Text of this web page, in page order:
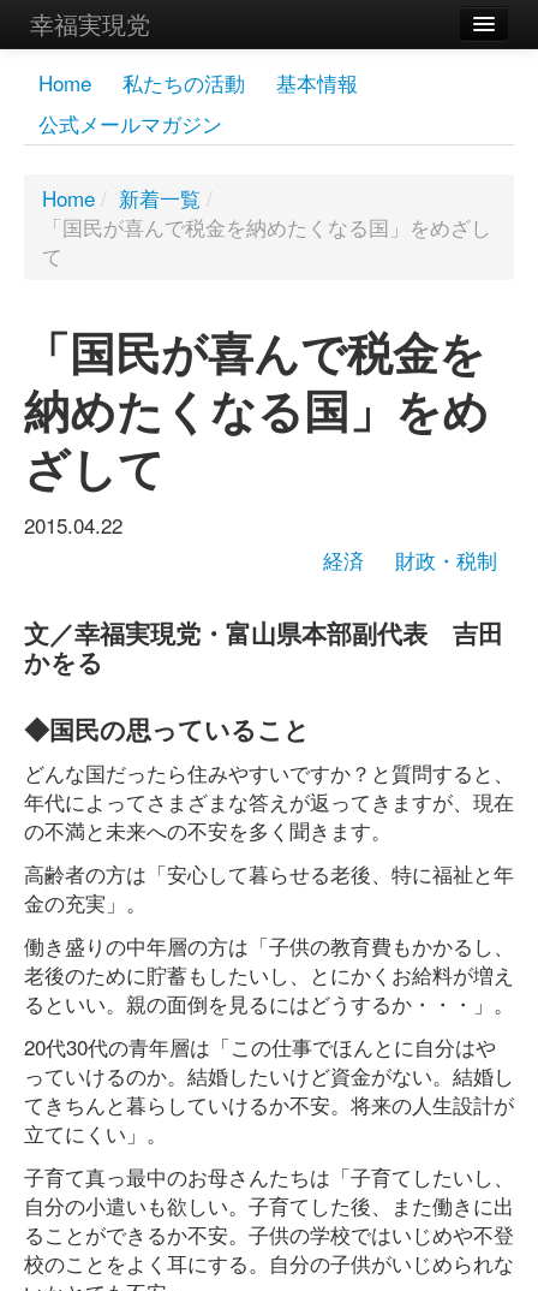
幸福実現党
メンバーズページ
党員
お問い合わせ
Home 私たちの活動
基本情報
公式メールマガジン
Home / 新着一覧 /
「国民が喜んで税金を納めたくなる国」をめざし
て
「国民が喜んで税金を
納めたくなる国」をめ
ざして
2015.04.22
経済
財政・税制
文／幸福実現党・富山県本部副代表 吉田
かをる
◆国民の思っていること
どんな国だったら住みやすいですか？と質問すると、
年代によってさまざまな答えが返ってきますが、現在
の不満と未来への不安を多く聞きます。
高齢者の方は「安心して暮らせる老後、特に福祉と年
金の充実」。
働き盛りの中年層の方は「子供の教育費もかかるし、
老後のために貯蓄もしたいし、とにかくお給料が増え
るといい。親の面倒を見るにはどうするか・・・」。
20代30代の青年層は「この仕事でほんとに自分はや
っていけるのか。結婚したいけど資金がない。結婚し
てきちんと暮らしていけるか不安。将来の人生設計が
立てにくい」。
子育て真っ最中のお母さんたちは「子育てしたいし、
自分の小遣いも欲しい。子育てした後、また働きに出
ることができるか不安。子供の学校ではいじめや不登
校のことをよく耳にする。自分の子供がいじめられな